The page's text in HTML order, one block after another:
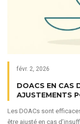
févr. 2, 2026
DOACS EN CAS
AJUSTEMENTS
Les DOACs sont
être ajusté en cas